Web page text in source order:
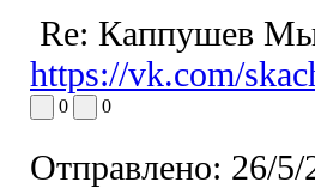
Re: Каппушев
https://vk.com/
0 0
Отправлено: 26/